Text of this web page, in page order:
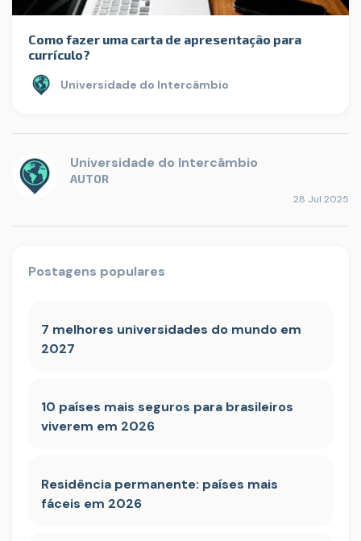
Como fazer uma carta de apresentação para
currículo?
Universidade do Intercâmbio
Universidade do Intercâmbio
AUTOR
28 Jul 2025
Postagens populares
7 melhores universidades do mundo em
2027
10 países mais seguros para brasileiros
viverem em 2026
Residência permanente: países mais
fáceis em 2026